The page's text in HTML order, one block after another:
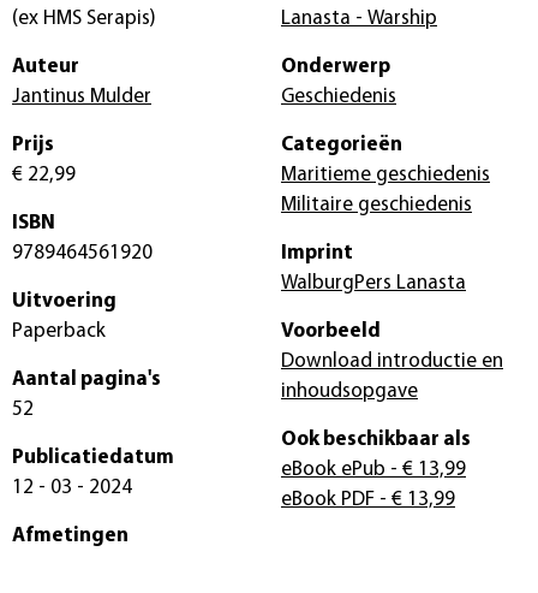
(ex HMS Serapis)
Auteur
Jantinus Mulder
Prijs
€ 22,99
ISBN
9789464561920
Uitvoering
Paperback
Aantal pagina's
52
Publicatiedatum
12 - 03 - 2024
Afmetingen
Lanasta - Warship
Onderwerp
Geschiedenis
Categorieën
Maritieme geschiedenis
Militaire geschiedenis
Imprint
WalburgPers Lanasta
Voorbeeld
Download introductie en
inhoudsopgave
Ook beschikbaar als
eBook ePub - € 13,99
eBook PDF - € 13,99